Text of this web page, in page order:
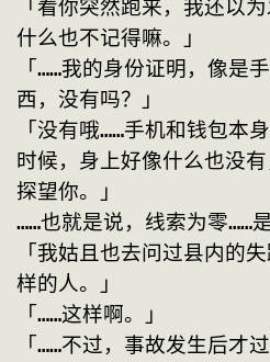
「看你突然跑来，我还以
什么也不记得嘛。」
「……我的身份证明，像是
西，没有吗？」
「没有哦……手机和钱包本
时候，身上好像什么也没
探望你。」
……也就是说，线索为零……
「我姑且也去问过县内的
样的人。」
「……这样啊。」
「……不过，事故发生后才